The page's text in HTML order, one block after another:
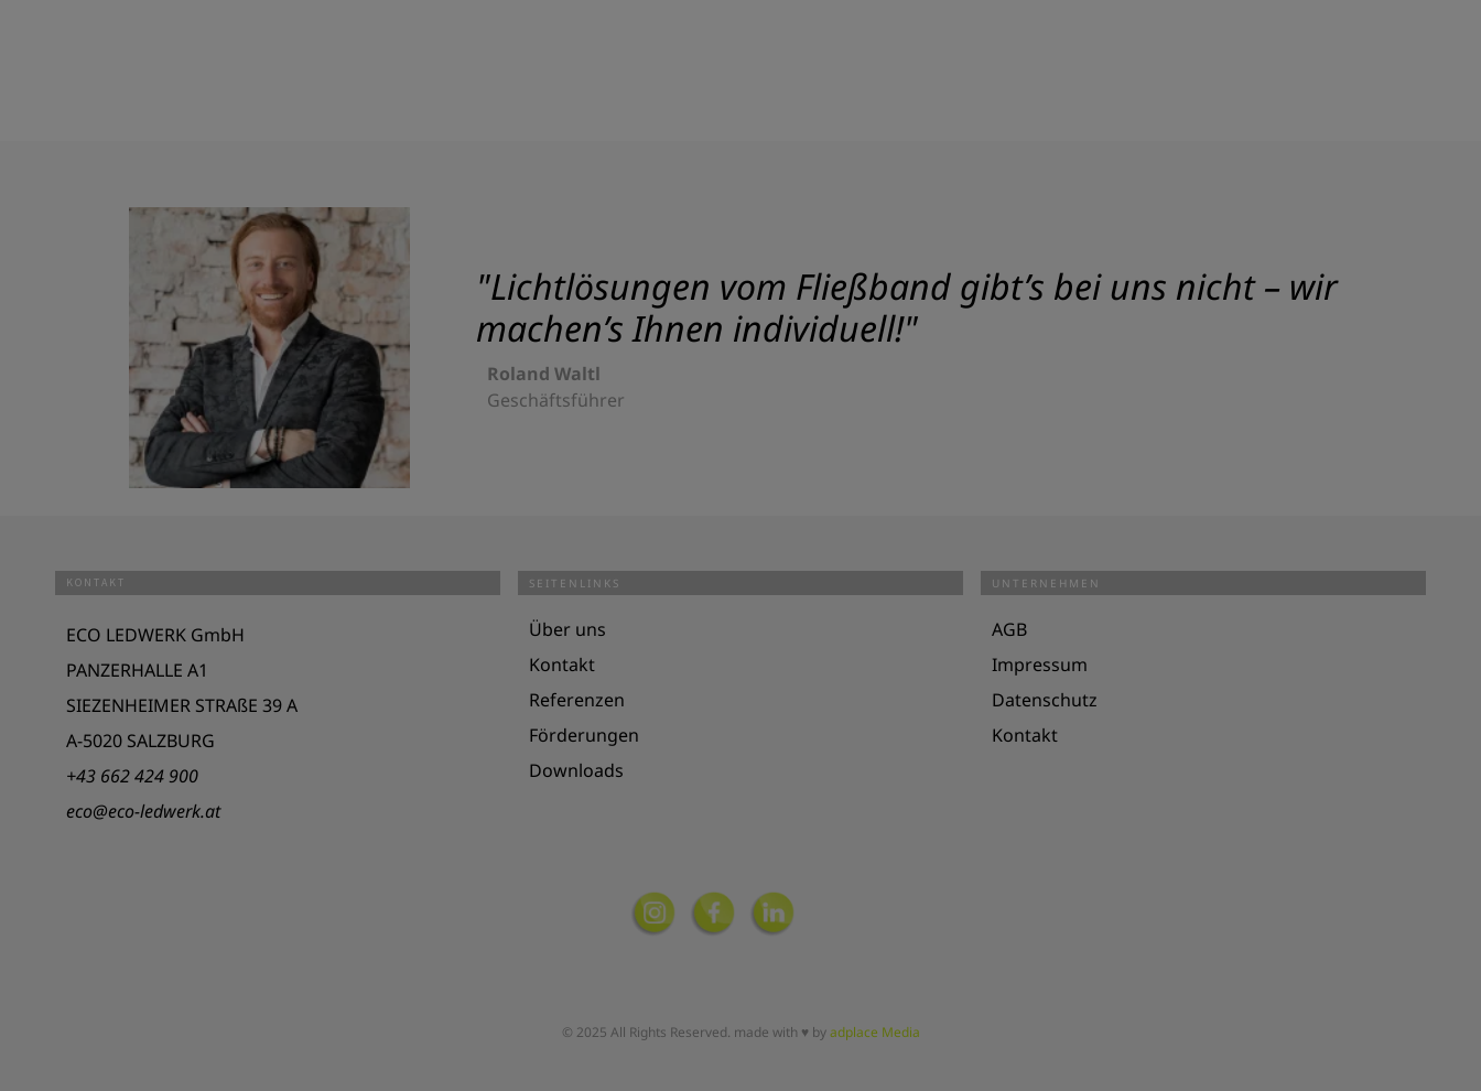
"Lichtlösungen vom Fließband gibt’s bei uns nicht – wir
machen’s Ihnen individuell!"
Roland Waltl
Geschäftsführer
KONTAKT
ECO LEDWERK GmbH
PANZERHALLE A1
SIEZENHEIMER STRAßE 39 A
A-5020 SALZBURG
+43 662 424 900
eco@eco-ledwerk.at
SEITENLINKS
Über uns
Kontakt
Referenzen
Förderungen
Downloads
UNTERNEHMEN
AGB
Impressum
Datenschutz
Kontakt
© 2025 All Rights Reserved. made with ♥ byadplace Media